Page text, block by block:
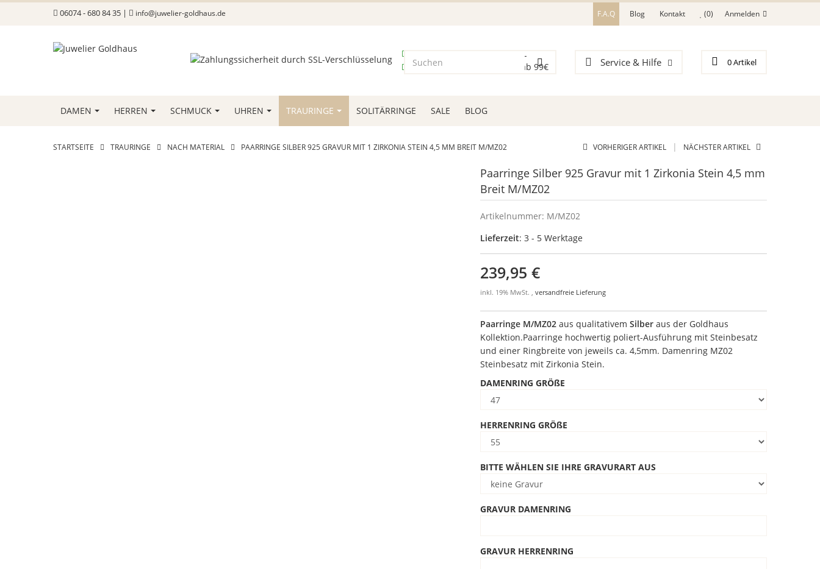
06074 - 680 84 35 | info@juwelier-goldhaus.de F.A.Q Blog Kontakt (0) Anmelden
Service & Hilfe
sicheres Bezahlen durch SSL
kostenloser Versand schon ab 99€
0Artikel
DAMEN HERREN SCHMUCK UHREN TRAURINGE SOLITÄRRINGE SALE BLOG
VORHERIGER ARTIKEL | NÄCHSTER ARTIKEL
STARTSEITE TRAURINGE NACH MATERIAL PAARRINGE SILBER 925 GRAVUR MIT 1 ZIRKONIA STEIN 4,5 MM BREIT M/MZ02
Paarringe Silber 925 Gravur mit 1 Zirkonia Stein 4,5 mm
Breit M/MZ02
Artikelnummer: M/MZ02
Lieferzeit: 3 - 5 Werktage
239,95 €
inkl. 19% MwSt. , versandfreie Lieferung
Paarringe M/MZ02 aus qualitativem Silber aus der Goldhaus
Kollektion.Paarringe hochwertig poliert-Ausführung mit Steinbesatz
und einer Ringbreite von jeweils ca. 4,5mm. Damenring MZ02
Steinbesatz mit Zirkonia Stein.
DAMENRING GRÖßE
HERRENRING GRÖßE
BITTE WÄHLEN SIE IHRE GRAVURART AUS
GRAVUR DAMENRING
GRAVUR HERRENRING